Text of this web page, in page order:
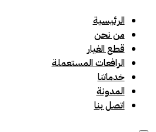
الرئيسية
من نحن
قطع الغيار
الرافعات المستعملة
خدماتنا
المدونة
اتصل بنا